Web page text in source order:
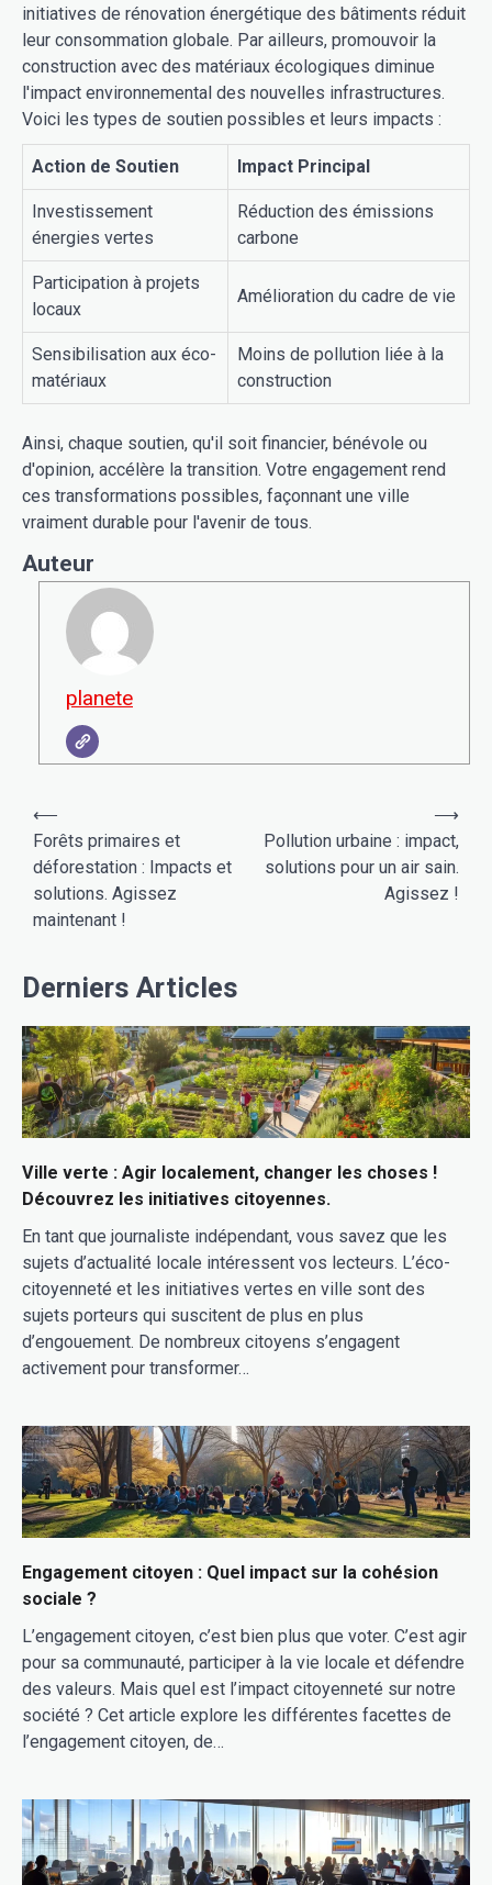
initiatives de rénovation énergétique des bâtiments réduit
leur consommation globale. Par ailleurs, promouvoir la
construction avec des matériaux écologiques diminue
l'impact environnemental des nouvelles infrastructures.
Voici les types de soutien possibles et leurs impacts :
Action de Soutien Impact Principal
Investissement
énergies vertes
Réduction des émissions
carbone
Participation à projets
locaux
Amélioration du cadre de vie
Sensibilisation aux éco-
matériaux
Moins de pollution liée à la
construction
Ainsi, chaque soutien, qu'il soit financier, bénévole ou
d'opinion, accélère la transition. Votre engagement rend
ces transformations possibles, façonnant une ville
vraiment durable pour l'avenir de tous.
Auteur
planete
Navigation
de
l’article
⟵
Forêts primaires et
déforestation : Impacts et
solutions. Agissez
maintenant !
Pollution urbaine : impact,
solutions pour un air sain.
Agissez !
⟶
Derniers Articles
Ville verte : Agir localement, changer les choses !
Découvrez les initiatives citoyennes.
En tant que journaliste indépendant, vous savez que les
sujets d’actualité locale intéressent vos lecteurs. L’éco-
citoyenneté et les initiatives vertes en ville sont des
sujets porteurs qui suscitent de plus en plus
d’engouement. De nombreux citoyens s’engagent
activement pour transformer…
Engagement citoyen : Quel impact sur la cohésion
sociale ?
L’engagement citoyen, c’est bien plus que voter. C’est agir
pour sa communauté, participer à la vie locale et défendre
des valeurs. Mais quel est l’impact citoyenneté sur notre
société ? Cet article explore les différentes facettes de
l’engagement citoyen, de…